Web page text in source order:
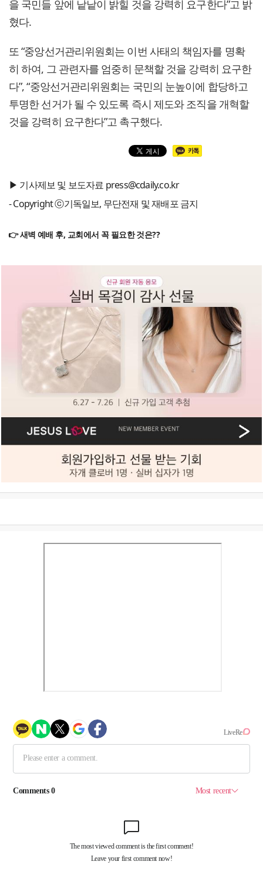
을 국민들 앞에 낱낱이 밝힐 것을 강력히 요구한다”고 밝
혔다.
또 “중앙선거관리위원회는 이번 사태의 책임자를 명확
히 하여, 그 관련자를 엄중히 문책할 것을 강력히 요구한
다”, “중앙선거관리위원회는 국민의 눈높이에 합당하고
투명한 선거가 될 수 있도록 즉시 제도와 조직을 개혁할
것을 강력히 요구한다”고 촉구했다.
▶ 기사제보 및 보도자료 press@cdaily.co.kr
- Copyright ⓒ기독일보, 무단전재 및 재배포 금지
👉 새벽 예배 후, 교회에서 꼭 필요한 것은??